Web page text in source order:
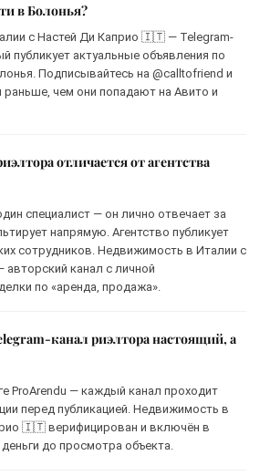
в Болонья?
с Настей Ди Каприо 🇮🇹 — Telegram-
публикует актуальные объявления по
Подписывайтесь на @calltofriend и
раньше, чем они попадают на Авито и
отличается от агентства
специалист — он лично отвечает за
напрямую. Агентство публикует
сотрудников. Недвижимость в Италии с
канал с личной
по «аренда, продажа».
канал риэлтора настоящий, а
ProArendu — каждый канал проходит
перед публикацией. Недвижимость в
🇮🇹 верифицирован и включён в
до просмотра объекта.